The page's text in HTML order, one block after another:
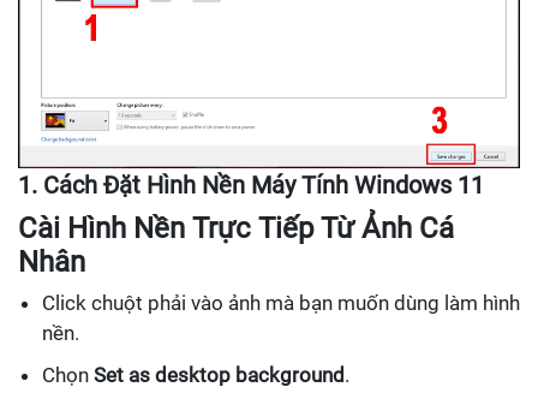
1. Cách Đặt Hình Nền Máy Tính Windows 11
Cài Hình Nền Trực Tiếp Từ Ảnh Cá
Nhân
Click chuột phải vào ảnh mà bạn muốn dùng làm hình
nền.
Chọn Set as desktop background.